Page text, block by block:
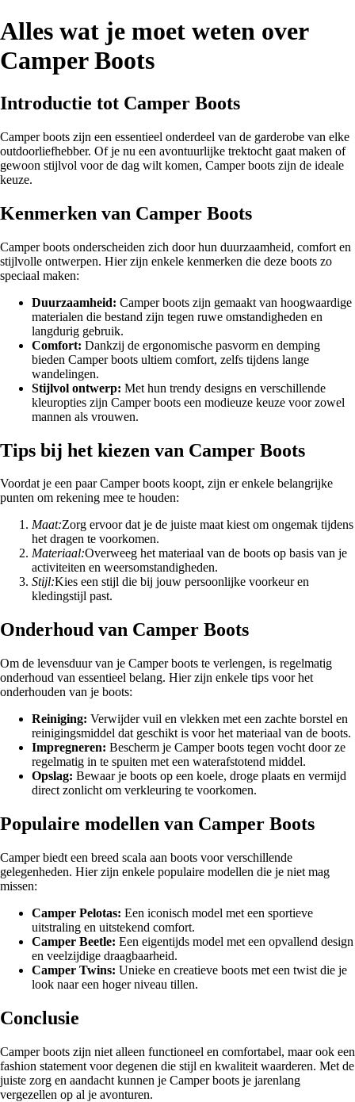
Alles wat je moet weten over
Camper Boots
Introductie tot Camper Boots
Camper boots zijn een essentieel onderdeel van de garderobe van elke
outdoorliefhebber. Of je nu een avontuurlijke trektocht gaat maken of
gewoon stijlvol voor de dag wilt komen, Camper boots zijn de ideale
keuze.
Kenmerken van Camper Boots
Camper boots onderscheiden zich door hun duurzaamheid, comfort en
stijlvolle ontwerpen. Hier zijn enkele kenmerken die deze boots zo
speciaal maken:
Duurzaamheid: Camper boots zijn gemaakt van hoogwaardige
materialen die bestand zijn tegen ruwe omstandigheden en
langdurig gebruik.
Comfort: Dankzij de ergonomische pasvorm en demping
bieden Camper boots ultiem comfort, zelfs tijdens lange
wandelingen.
Stijlvol ontwerp: Met hun trendy designs en verschillende
kleuropties zijn Camper boots een modieuze keuze voor zowel
mannen als vrouwen.
Tips bij het kiezen van Camper Boots
Voordat je een paar Camper boots koopt, zijn er enkele belangrijke
punten om rekening mee te houden:
Maat:Zorg ervoor dat je de juiste maat kiest om ongemak tijdens
het dragen te voorkomen.
Materiaal:Overweeg het materiaal van de boots op basis van je
activiteiten en weersomstandigheden.
Stijl:Kies een stijl die bij jouw persoonlijke voorkeur en
kledingstijl past.
Onderhoud van Camper Boots
Om de levensduur van je Camper boots te verlengen, is regelmatig
onderhoud van essentieel belang. Hier zijn enkele tips voor het
onderhouden van je boots:
Reiniging: Verwijder vuil en vlekken met een zachte borstel en
reinigingsmiddel dat geschikt is voor het materiaal van de boots.
Impregneren: Bescherm je Camper boots tegen vocht door ze
regelmatig in te spuiten met een waterafstotend middel.
Opslag: Bewaar je boots op een koele, droge plaats en vermijd
direct zonlicht om verkleuring te voorkomen.
Populaire modellen van Camper Boots
Camper biedt een breed scala aan boots voor verschillende
gelegenheden. Hier zijn enkele populaire modellen die je niet mag
missen:
Camper Pelotas: Een iconisch model met een sportieve
uitstraling en uitstekend comfort.
Camper Beetle: Een eigentijds model met een opvallend design
en veelzijdige draagbaarheid.
Camper Twins: Unieke en creatieve boots met een twist die je
look naar een hoger niveau tillen.
Conclusie
Camper boots zijn niet alleen functioneel en comfortabel, maar ook een
fashion statement voor degenen die stijl en kwaliteit waarderen. Met de
juiste zorg en aandacht kunnen je Camper boots je jarenlang
vergezellen op al je avonturen.